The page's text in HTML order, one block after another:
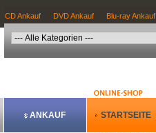
CD Ankauf DVD Ankauf Blu-ray Ankauf
ANKAUF STARTSEITE